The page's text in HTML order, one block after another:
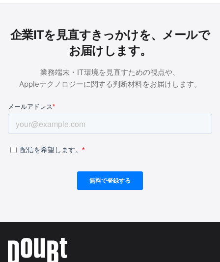
企業ITを見直すきっかけを、メールで
お届けします。
業務端末・IT環境を見直すための視点や、
Appleテクノロジーに関する判断材料をお届けします。